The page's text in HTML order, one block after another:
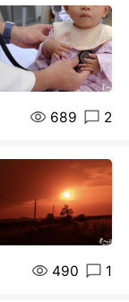
689 2
490 1